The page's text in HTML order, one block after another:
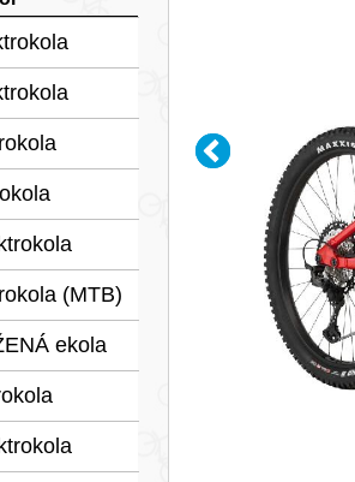
(MTB)
ekola